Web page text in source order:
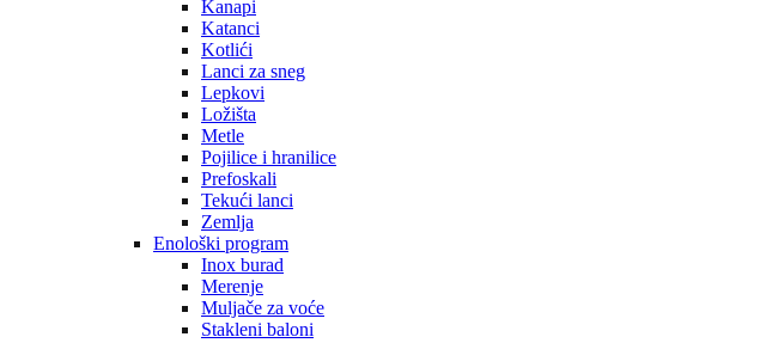
Kanapi
Katanci
Kotlići
Lanci za sneg
Lepkovi
Ložišta
Metle
Pojilice i hranilice
Prefoskali
Tekući lanci
Zemlja
Enološki program
Inox burad
Merenje
Muljače za voće
Stakleni baloni